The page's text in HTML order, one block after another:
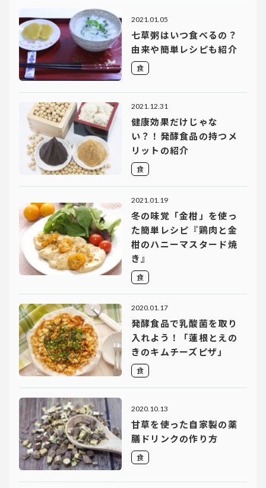
2021.01.05
七草粥はいつ食べるの？
由来や簡単レシピも紹介
食
2021.12.31
健康効果だけじゃな
い？！発酵食品の持つメ
リットの紹介
食
2021.01.19
冬の味覚「金柑」を使っ
た簡単レシピ『鶏肉と金
柑のハニーマスタード焼
き』
食
2020.01.17
発酵食品で乳酸菌を取り
入れよう！「蓮根とえの
きのキムチーズピザ」
食
2020.10.13
甘草を使った自家製の薬
膳ドリンクの作り方
食